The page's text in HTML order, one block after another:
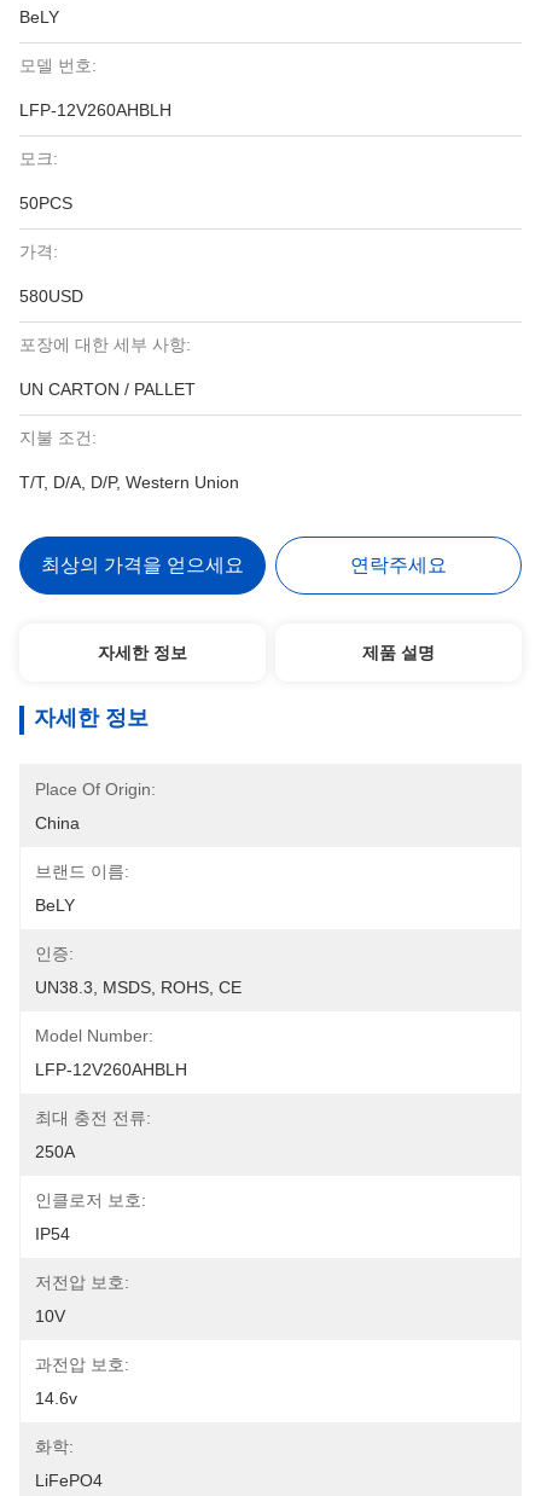
BeLY
모델 번호:
LFP-12V260AHBLH
모크:
50PCS
가격:
580USD
포장에 대한 세부 사항:
UN CARTON / PALLET
지불 조건:
T/T, D/A, D/P, Western Union
최상의 가격을 얻으세요 연락주세요
자세한 정보 제품 설명
자세한 정보
Place Of Origin:
China
브랜드 이름:
BeLY
인증:
UN38.3, MSDS, ROHS, CE
Model Number:
LFP-12V260AHBLH
최대 충전 전류:
250A
인클로저 보호:
IP54
저전압 보호:
10V
과전압 보호:
14.6v
화학:
LiFePO4